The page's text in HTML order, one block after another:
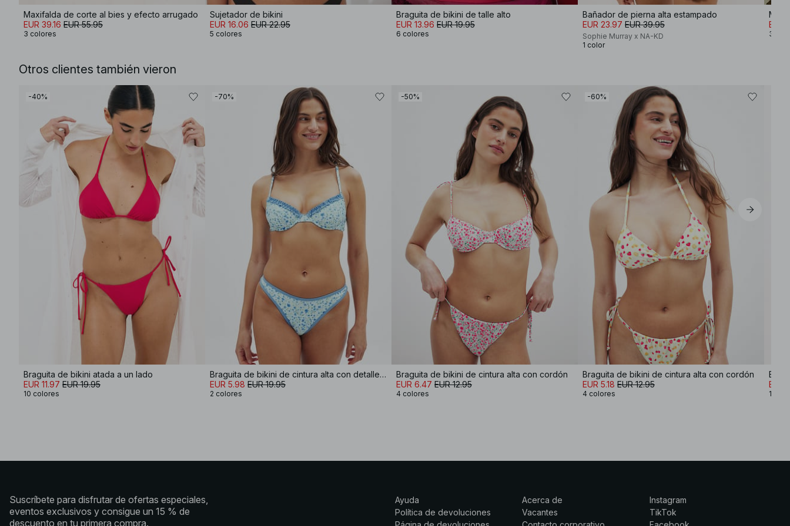
Maxifalda de corte al bies y efecto arrugado
EUR 39.16 EUR 55.95
3 colores
Sujetador de bikini
EUR 16.06 EUR 22.95
5 colores
Braguita de bikini de talle alto
EUR 13.96 EUR 19.95
6 colores
Bañador de pierna alta estampado
EUR 23.97 EUR 39.95
Sophie Murray x NA-KD
1 color
EUR
3
Otros clientes también vieron
-40%
Braguita de bikini atada a un lado
EUR 11.97 EUR 19.95
10 colores
-70%
Braguita de bikini de cintura alta con detalle de cinta
EUR 5.98 EUR 19.95
2 colores
-50%
Braguita de bikini de cintura alta con cordón
EUR 6.47 EUR 12.95
4 colores
-60%
Braguita de bikini de cintura alta con cordón
EUR 5.18 EUR 12.95
4 colores
EUR
10
Suscríbete para disfrutar de ofertas especiales,
eventos exclusivos y consigue un 15 % de
descuento en tu primera compra.
Ayuda
Política de devoluciones
Acerca de
Vacantes
Instagram
TikTok